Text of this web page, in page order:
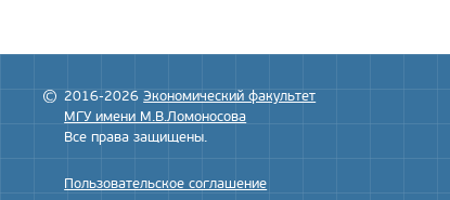
2016-2026Экономический факультет
МГУ имени М.В.Ломоносова
Все права защищены.
Пользовательское соглашение